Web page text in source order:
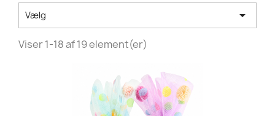
Vælg 
Viser 1-18 af 19 element(er)